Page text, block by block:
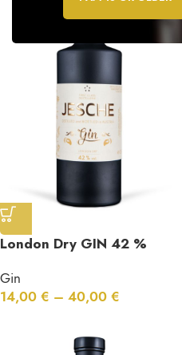
London Dry GIN 42 %
– Pfeffer
Gin
14,00 € – 40,00 €